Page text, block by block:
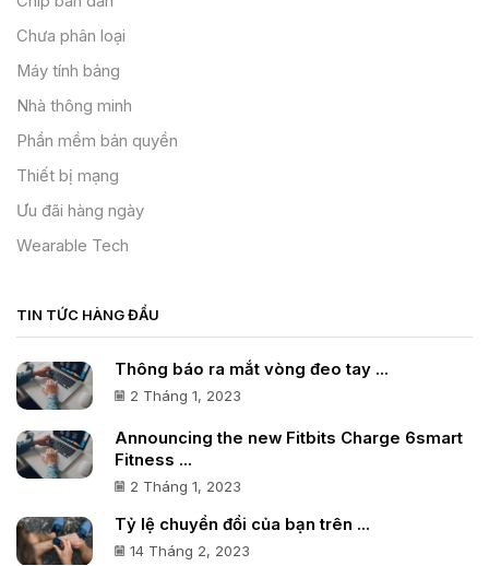
Chưa phân loại
Máy tính bảng
Nhà thông minh
Phần mềm bản quyền
Thiết bị mạng
Ưu đãi hàng ngày
Wearable Tech
TIN TỨC HÀNG ĐẦU
Thông báo ra mắt vòng đeo tay ...
2 Tháng 1, 2023
Announcing the new Fitbits Charge 6smart
Fitness ...
2 Tháng 1, 2023
Tỷ lệ chuyển đổi của bạn trên ...
14 Tháng 2, 2023